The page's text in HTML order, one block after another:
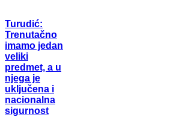
Turudić:
Trenutačno
imamo jedan
veliki
predmet, a u
njega je
uključena i
nacionalna
sigurnost